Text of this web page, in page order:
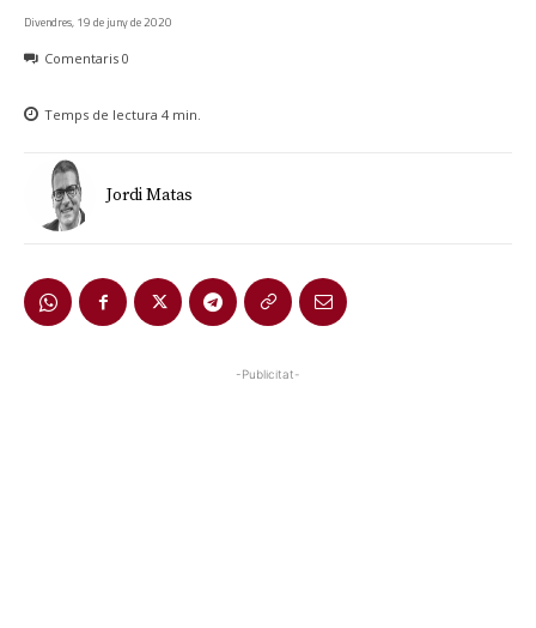
Divendres, 19 de juny de 2020
Comentaris 0
Temps de lectura 4 min.
Jordi Matas
-Publicitat-